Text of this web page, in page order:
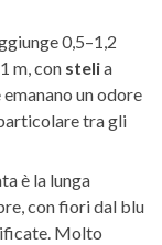
0,5–1,2
m, con stelia
un odore
tra gli
è la lunga
con fiori dal blu
Molto